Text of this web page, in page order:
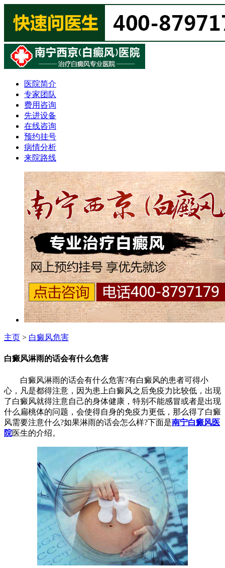
医院简介
专家团队
费用咨询
先进设备
在线咨询
预约挂号
病情分析
来院路线
主页 > 白癜风危害
白癜风淋雨的话会有什么危害
白癜风淋雨的话会有什么危害?有白癜风的患者可得小
心，凡是都得注意，因为患上白癜风之后免疫力比较低，出现
了白癜风就得注意自己的身体健康，特别不能感冒或者是出现
什么扁桃体的问题，会使得自身的免疫力更低，那么得了白癜
风需要注意什么?如果淋雨的话会怎么样?下面是南宁白癜风医
院医生的介绍。